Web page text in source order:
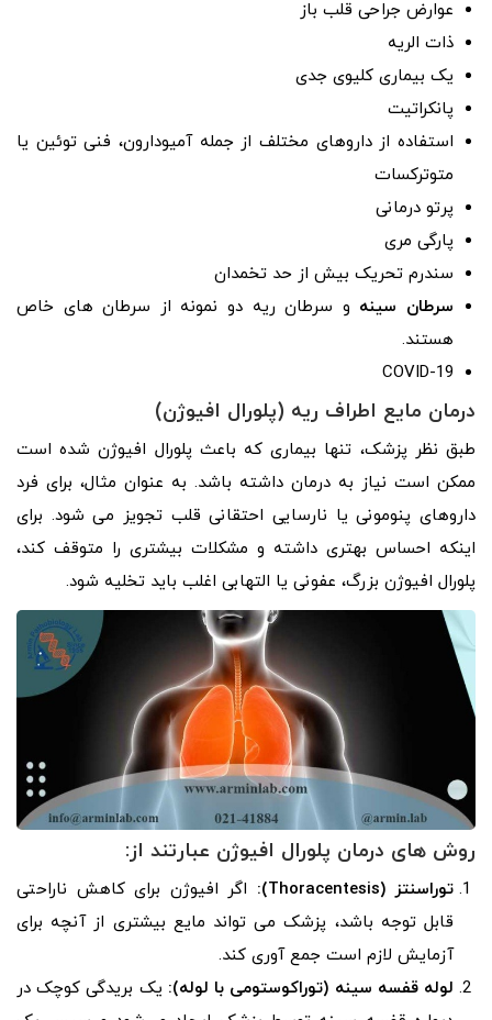
عوارض جراحی قلب باز
ذات الریه
یک بیماری کلیوی جدی
پانکراتیت
استفاده از داروهای مختلف از جمله آمیودارون، فنی توئین یا
متوترکسات
پرتو درمانی
پارگی مری
سندرم تحریک بیش از حد تخمدان
سرطان سینه و سرطان ریه دو نمونه از سرطان های خاص
هستند.
COVID-19
درمان مایع اطراف ریه (پلورال افیوژن)
طبق نظر پزشک، تنها بیماری که باعث پلورال افیوژن شده است
ممکن است نیاز به درمان داشته باشد. به عنوان مثال، برای فرد
داروهای پنومونی یا نارسایی احتقانی قلب تجویز می شود. برای
اینکه احساس بهتری داشته و مشکلات بیشتری را متوقف کند،
پلورال افیوژن بزرگ، عفونی یا التهابی اغلب باید تخلیه شود.
روش های درمان پلورال افیوژن عبارتند از:
توراسنتز (Thoracentesis):
اگر افیوژن برای کاهش ناراحتی
قابل توجه باشد، پزشک می تواند مایع بیشتری از آنچه برای
آزمایش لازم است جمع آوری کند.
لوله قفسه سینه (توراکوستومی با لوله): یک بریدگی کوچک در